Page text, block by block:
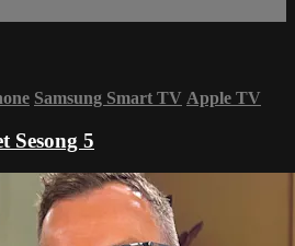
Samsung Smart TV Apple TV
Sesong 5